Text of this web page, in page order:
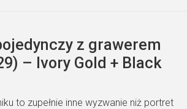
z grawerem
– Ivory Gold + Black
to zupełnie inne wyzwanie niż portret